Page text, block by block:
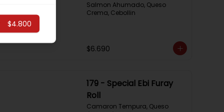
Salmon Ahumado, Queso
Crema, Cebollin
$6.690
179 - Special Ebi Furay
Roll
Camaron Tempura, Queso
$4.800